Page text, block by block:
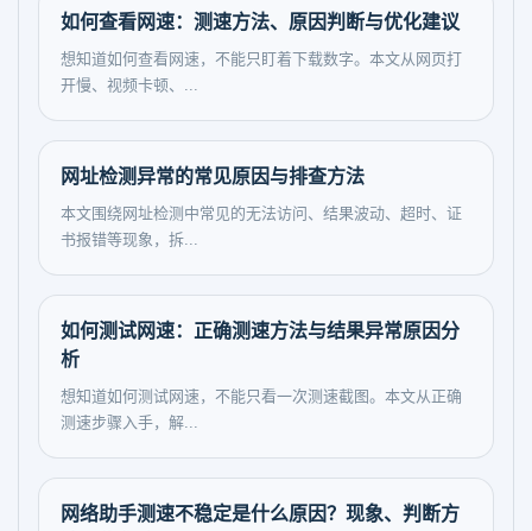
如何查看网速：测速方法、原因判断与优化建议
想知道如何查看网速，不能只盯着下载数字。本文从网页打
开慢、视频卡顿、...
网址检测异常的常见原因与排查方法
本文围绕网址检测中常见的无法访问、结果波动、超时、证
书报错等现象，拆...
如何测试网速：正确测速方法与结果异常原因分
析
想知道如何测试网速，不能只看一次测速截图。本文从正确
测速步骤入手，解...
网络助手测速不稳定是什么原因？现象、判断方